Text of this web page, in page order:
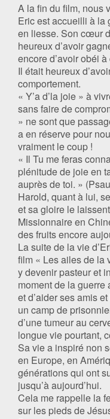
A la fin du film, nous
Eric est accueilli à la
en liesse. Son cœur
heureux d’avoir
encore d’avoir obéi
Il était heureux
comportement.
« Y’a d’la joie » à
sans faire de
» ne sont que
a en réserve pour
vraiment le coup !
« Il Tu me feras
plénitude de joie en
auprès de toi. »
Harold, quant à lui,
et sa gloire le
Missionnaire en
des fruits encore
La suite de la vie
film « Les ailes de la
y devenir pasteur et
moment de la
et d’aider ses amis
un camp de
d’une tumeur au
longue vie pourtant,
Sa vie a inspiré non
en Europe, en
générations qui ont
jusqu’à aujourd’hui.
Cela me rappelle la
sur les pieds de